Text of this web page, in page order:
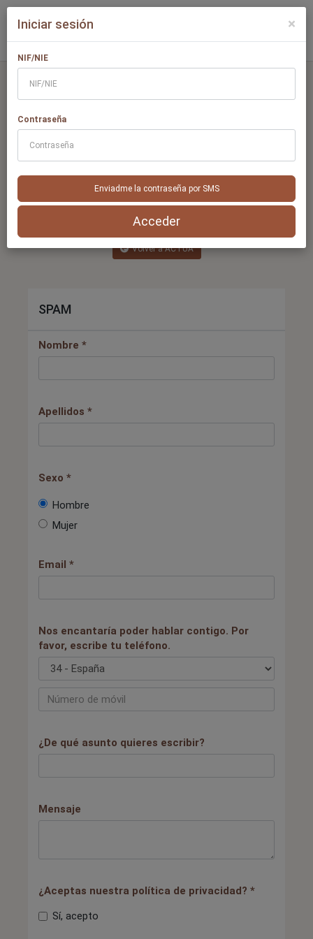
Para mayor agilidad en la cumplimentación de
los formularios te recomendamos que inicies
sesión con tus credenciales
Iniciar sesión como afiliado
Volver a ACTÚA
SPAM
Nombre *
Apellidos *
Sexo *
Hombre
Mujer
Email *
Nos encantaría poder hablar contigo. Por
favor, escribe tu teléfono.
¿De qué asunto quieres escribir?
Mensaje
¿Aceptas nuestra política de privacidad? *
Sí, acepto
×
Iniciar sesión
NIF/NIE
Contraseña
Enviadme la contraseña por SMS
Acceder